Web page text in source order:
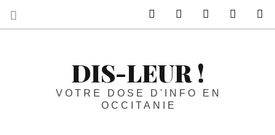
DIS-LEUR !
VOTRE DOSE D'INFO EN
OCCITANIE